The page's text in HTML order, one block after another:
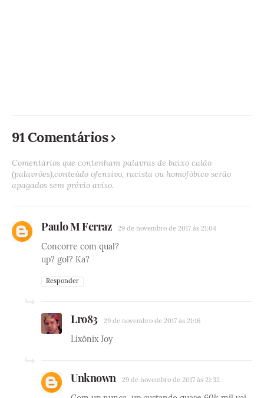
91 Comentários
Comentários que contenham palavras de baixo calão
(palavrões),conteúdo ofensivo, racista ou homofóbico serão
apagados sem prévio aviso.
Paulo M Ferraz 29 de novembro de 2017 às 21:04
Concorre com qual?
up? gol? Ka?
Responder
Lro83 29 de novembro de 2017 às 21:16
Lixônix Joy
Unknown 29 de novembro de 2017 às 21:32